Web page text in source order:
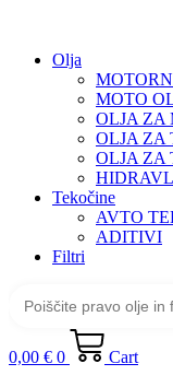
Olja
MOTO
OLJA ZA
OLJA ZA
OLJA ZA
Tekočine
AVTO
ADITIVI
Filtri
0,00 € 0 Cart